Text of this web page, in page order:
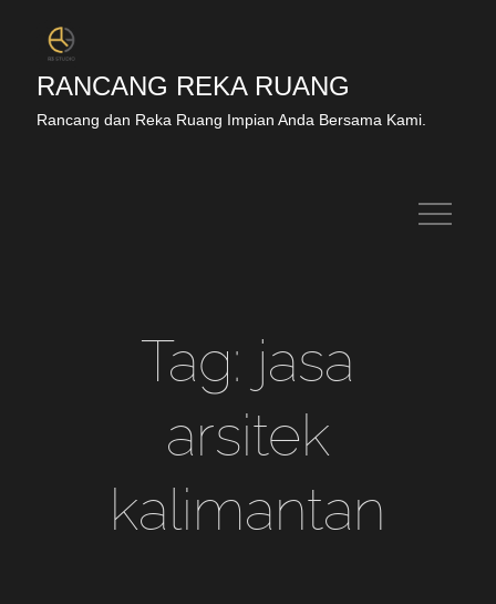
RANCANG REKA RUANG
Rancang dan Reka Ruang Impian Anda Bersama Kami.
Tag: jasa
arsitek
kalimantan